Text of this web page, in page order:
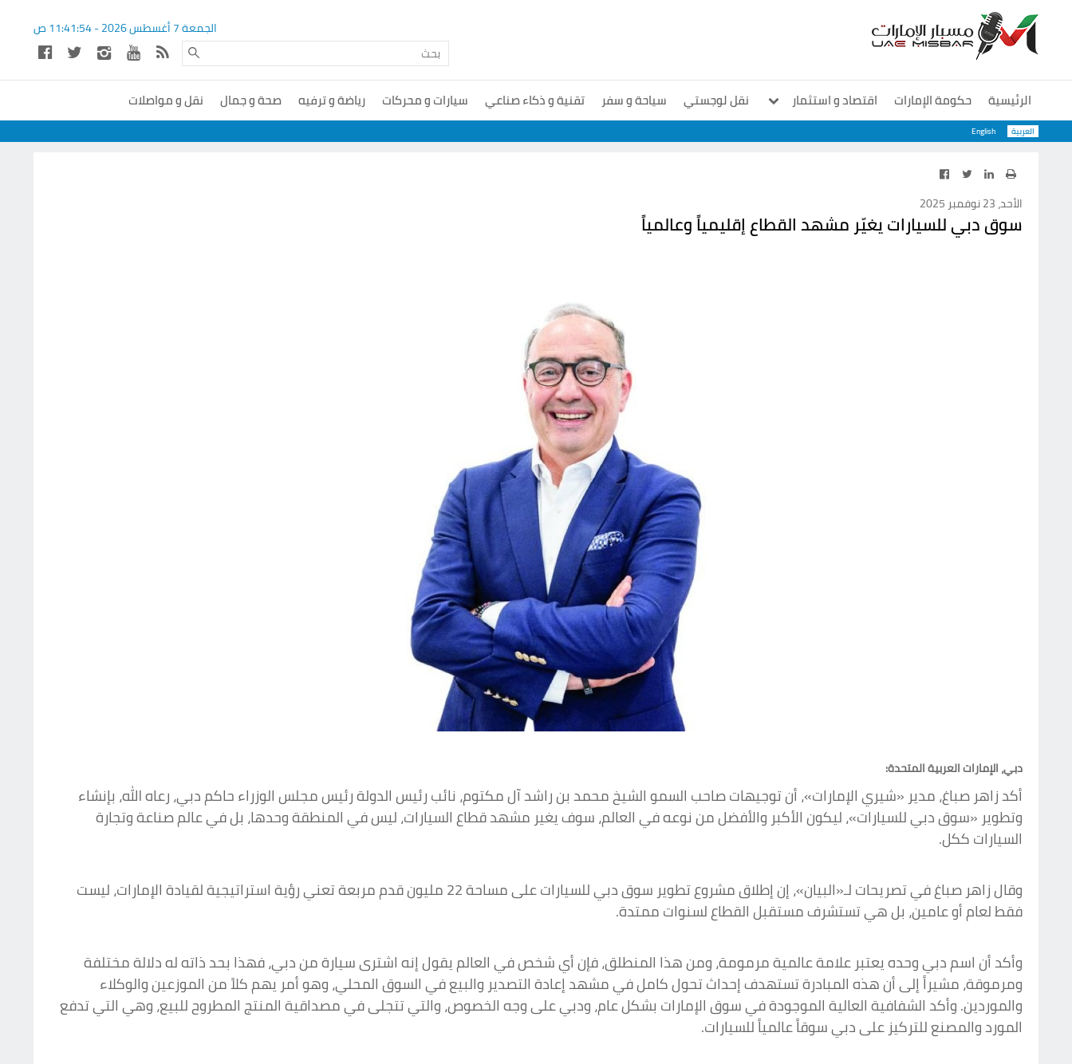
الجمعة 7 أغسطس 2026 - 11:41:54ص
الرئيسية حكومة الإمارات اقتصاد و استثمار نقل لوجستي سياحة و سفر تقنية و ذكاء صناعي سيارات و محركات رياضة و ترفيه صحة و جمال
نقل و مواصلات
معارض و مؤتمرات
منوعات سوشيال العربية English
الأحد، 23 نوفمبر 2025
سوق دبي للسيارات يغيّر مشهد القطاع إقليمياً وعالمياً
دبي، الإمارات العربية المتحدة:
أكد زاهر صباغ، مدير «شيري الإمارات»، أن توجيهات صاحب السمو الشيخ محمد بن راشد آل مكتوم، نائب رئيس الدولة رئيس مجلس الوزراء حاكم دبي، رعاه الله، بإنشاء
وتطوير «سوق دبي للسيارات»، ليكون الأكبر والأفضل من نوعه في العالم، سوف يغير مشهد قطاع السيارات، ليس في المنطقة وحدها، بل في عالم صناعة وتجارة
السيارات ككل.
وقال زاهر صباغ في تصريحات لـ«البيان»، إن إطلاق مشروع تطوير سوق دبي للسيارات على مساحة 22 مليون قدم مربعة تعني رؤية استراتيجية لقيادة الإمارات، ليست
فقط لعام أو عامين، بل هي تستشرف مستقبل القطاع لسنوات ممتدة.
وأكد أن اسم دبي وحده يعتبر علامة عالمية مرمومة، ومن هذا المنطلق، فإن أي شخص في العالم يقول إنه اشترى سيارة من دبي، فهذا بحد ذاته له دلالة مختلفة
ومرموقة، مشيراً إلى أن هذه المبادرة تستهدف إحداث تحول كامل في مشهد إعادة التصدير والبيع في السوق المحلي، وهو أمر يهم كلاً من الموزعين والوكلاء
والموردين. وأكد الشفافية العالية الموجودة في سوق الإمارات بشكل عام، ودبي على وجه الخصوص، والتي تتجلى في مصداقية المنتج المطروح للبيع، وهي التي تدفع
المورد والمصنع للتركيز على دبي سوقاً عالمياً للسيارات.